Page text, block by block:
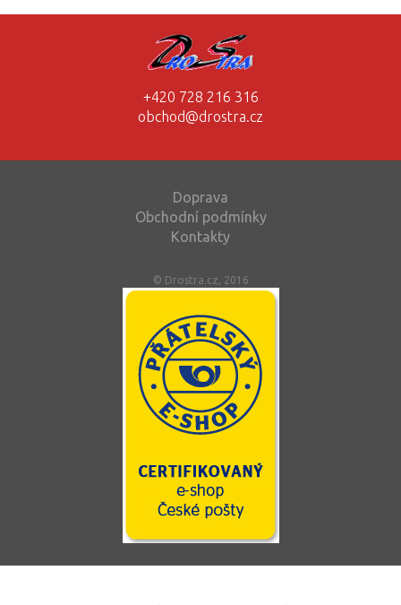
+420 728 216 316
obchod@drostra.cz
Doprava
Obchodní podmínky
Kontakty
© Drostra.cz, 2016